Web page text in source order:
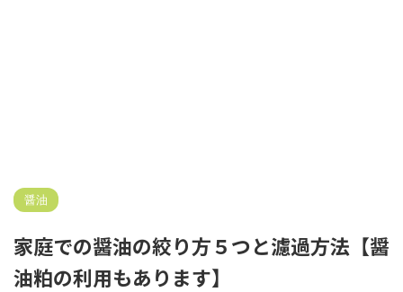
醤油
家庭での醤油の絞り方５つと濾過方法【醤
油粕の利用もあります】